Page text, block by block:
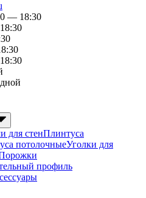
— 18:30
для стенПлинтуса
потолочныеУголки для
профиль